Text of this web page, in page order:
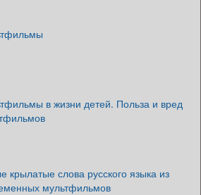
в жизни детей. Польза и вред
крылатые слова русского языка из
мультфильмов